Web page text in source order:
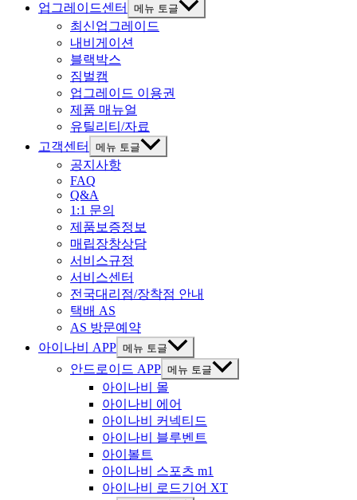
업그레이드센터
메뉴 토글
최신업그레이드
내비게이션
블랙박스
짐벌캠
업그레이드 이용권
제품 매뉴얼
유틸리티/자료
고객센터
메뉴 토글
공지사항
FAQ
Q&A
1:1 문의
제품보증정보
매립장창상담
서비스규정
서비스센터
전국대리점/장착점 안내
택배 AS
AS 방문예약
아이나비 APP 메뉴 토글
안드로이드 APP 메뉴 토글
아이나비 몰
아이나비 에어
아이나비 커넥티드
아이나비 블루벤트
아이볼트
아이나비 스포츠 m1
아이나비 로드기어 XT